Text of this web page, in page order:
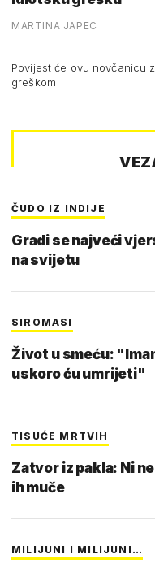
MARTINA JAPEC
Povijest će ovu novčanicu
greškom
ČUDO IZ INDIJE
Gradi se najveći
na svijetu
SIROMASI
Život u smeću:
uskoro ću umrijeti"
TISUĆE MRTVIH
Zatvor iz pakla: Ni
ih muče
MILIJUNI I MILIJUNI…